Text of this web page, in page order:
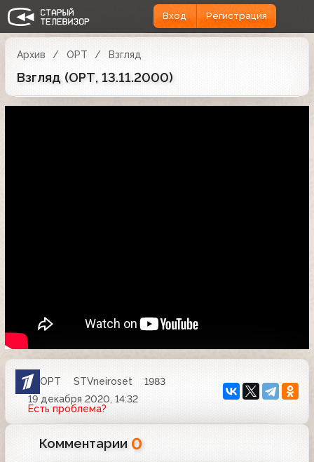
Вход Регистрация
Архив ОРТ Взгляд
Взгляд (ОРТ, 13.11.2000)
ОРТ STVneiroset
1983
19 декабря 2020, 14:32
Есть проблема?
Комментарии 0